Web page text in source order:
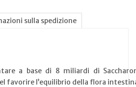
sulla spedizione
a base di 8 miliardi di
favorire l’equilibrio della flora